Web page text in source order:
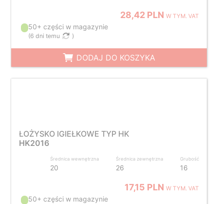
28,42 PLNW TYM. VAT
50+ części w magazynie
(6 dni temu )
DODAJ DO KOSZYKA
ŁOŻYSKO IGIEŁKOWE TYP HK
HK2016
Średnica wewnętrzna
20
Średnica zewnętrzna
26
Grubość
16
17,15 PLNW TYM. VAT
50+ części w magazynie